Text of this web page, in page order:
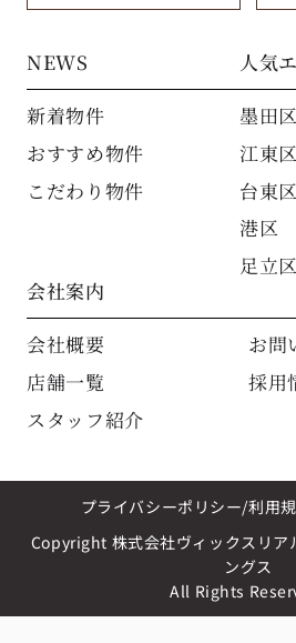
NEWS
新着物件
おすすめ物件
こだわり物件
人気
墨田区
江東区
台東区
港区
足立区
会社案内
会社概要
店舗一覧
スタッフ紹介
お問
採用
プライバシーポリシー 利用
Copyright 株式会社ヴィックスリア
ングス
All Rights